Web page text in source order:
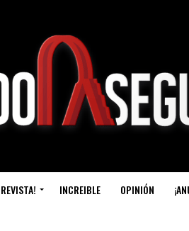
REVISTA! INCREIBLE OPINIÓN